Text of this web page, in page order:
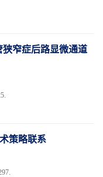
窄症后路显微通道
策略联系